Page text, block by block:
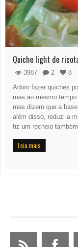
Quiche light de
3987 2
8
Adoro fazer quiches
mas ao mesmo
mas dizem que a
além disso, reduzi a
fiz um recheio
Leia mais